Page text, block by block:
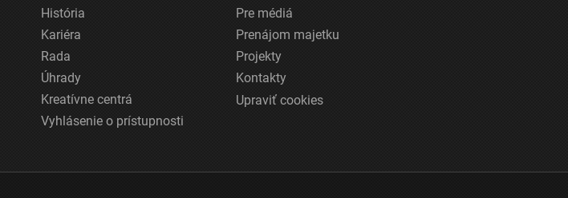
História
Kariéra
Rada
Úhrady
Kreatívne centrá
Vyhlásenie o prístupnosti
Pre médiá
Prenájom majetku
Projekty
Kontakty
Upraviť cookies